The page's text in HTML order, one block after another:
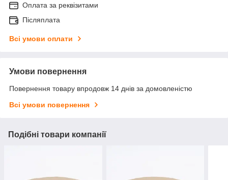
Оплата за реквізитами
Післяплата
Всі умови оплати
Умови повернення
Повернення товару впродовж 14 днів за домовленістю
Всі умови повернення
Подібні товари компанії